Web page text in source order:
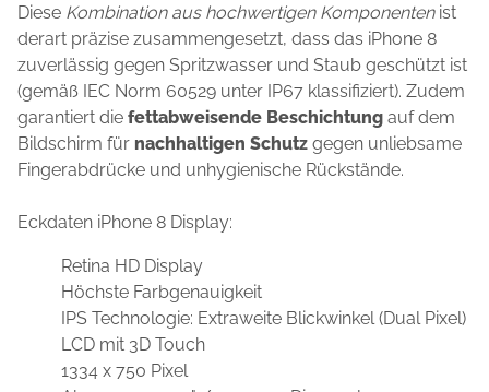
Diese Kombination aus hochwertigen Komponentenist
derart präzise zusammengesetzt, dass das iPhone 8
zuverlässig gegen Spritzwasser und Staub geschützt ist
(gemäß IEC Norm 60529 unter IP67 klassifiziert). Zudem
garantiert die fettabweisende Beschichtung auf dem
Bildschirm für nachhaltigen Schutz gegen unliebsame
Fingerabdrücke und unhygienische Rückstände.
Eckdaten iPhone 8 Display:
Retina HD Display
Höchste Farbgenauigkeit
IPS Technologie: Extraweite Blickwinkel (Dual Pixel)
LCD mit 3D Touch
1334 x 750 Pixel